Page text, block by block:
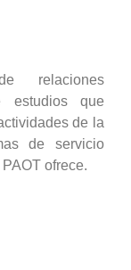
relaciones
estudios que
de la
de servicio
ofrece.